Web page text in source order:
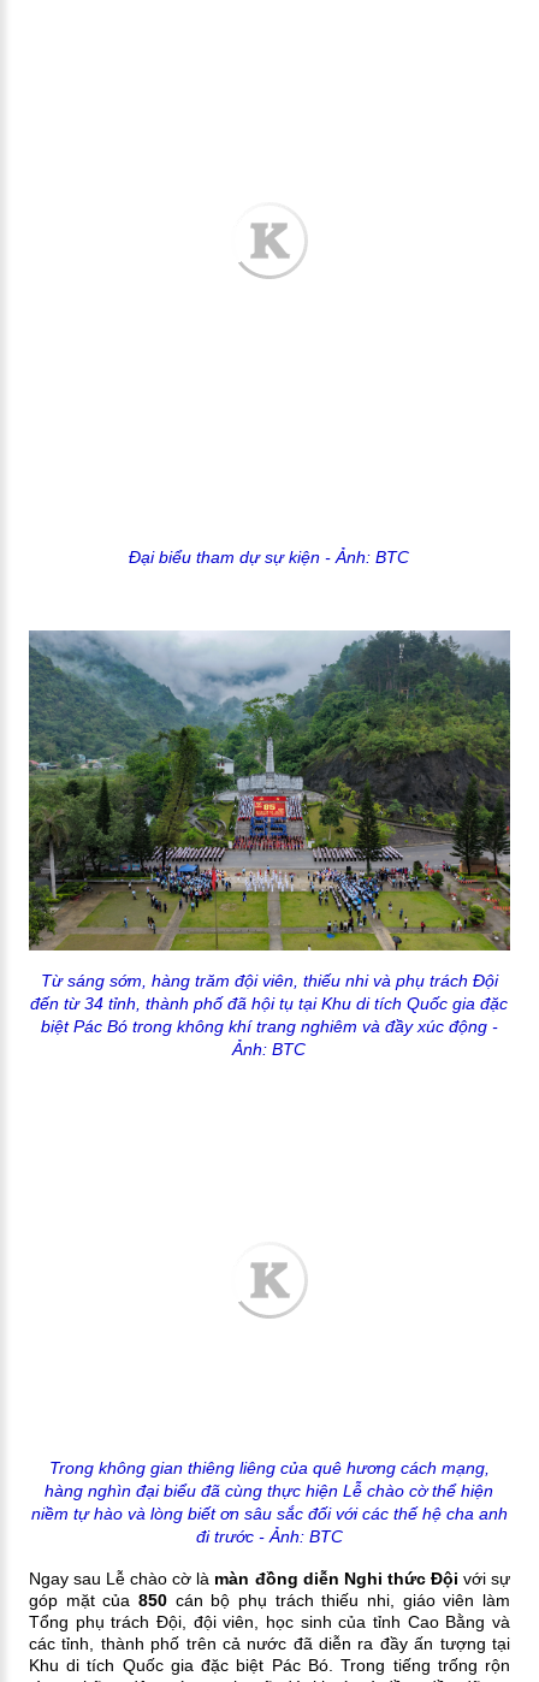
Đại biểu tham dự sự kiện - Ảnh: BTC
Từ sáng sớm, hàng trăm đội viên, thiếu nhi và phụ trách Đội
đến từ 34 tỉnh, thành phố đã hội tụ tại Khu di tích Quốc gia đặc
biệt Pác Bó trong không khí trang nghiêm và đầy xúc động-
Ảnh: BTC
Trong không gian thiêng liêng của quê hương cách mạng,
hàng nghìn đại biểu đã cùng thực hiện Lễ chào cờ thể hiện
niềm tự hào và lòng biết ơn sâu sắc đối với các thế hệ cha anh
đi trước - Ảnh: BTC
Ngay sau Lễ chào cờ là màn đồng diễn Nghi thức Đội với sự
góp mặt của 850 cán bộ phụ trách thiếu nhi, giáo viên làm
Tổng phụ trách Đội, đội viên, học sinh của tỉnh Cao Bằng và
các tỉnh, thành phố trên cả nước đã diễn ra đầy ấn tượng tại
Khu di tích Quốc gia đặc biệt Pác Bó. Trong tiếng trống rộn